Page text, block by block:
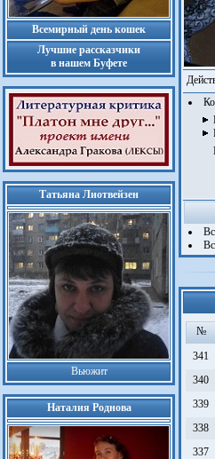
Всемирный день кошек
Лучшие рассказчики
в нашем Буфете
Татьяна Лиотвейзен
Вьюжит
Наталия Роднова
№
341
340
339
338
337